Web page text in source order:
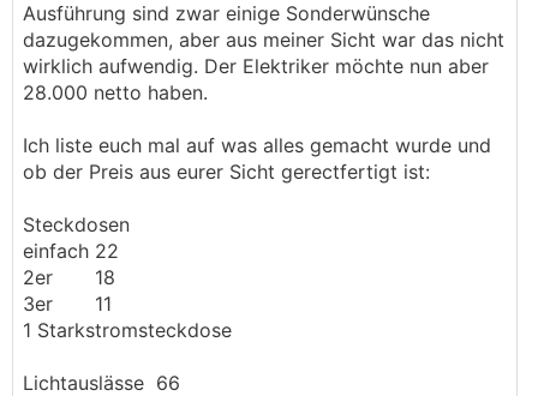
Ausführung sind zwar einige Sonderwünsche
dazugekommen, aber aus meiner Sicht war das nicht
wirklich aufwendig. Der Elektriker möchte nun aber
28.000 netto haben.
Ich liste euch mal auf was alles gemacht wurde und
ob der Preis aus eurer Sicht gerectfertigt ist:
Steckdosen
einfach 22
2er 18
3er 11
1 Starkstromsteckdose
Lichtauslässe 66